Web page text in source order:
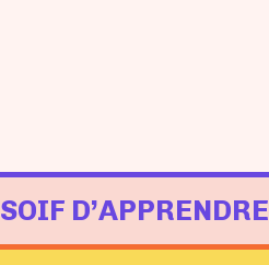
SOIF D’APPRENDRE